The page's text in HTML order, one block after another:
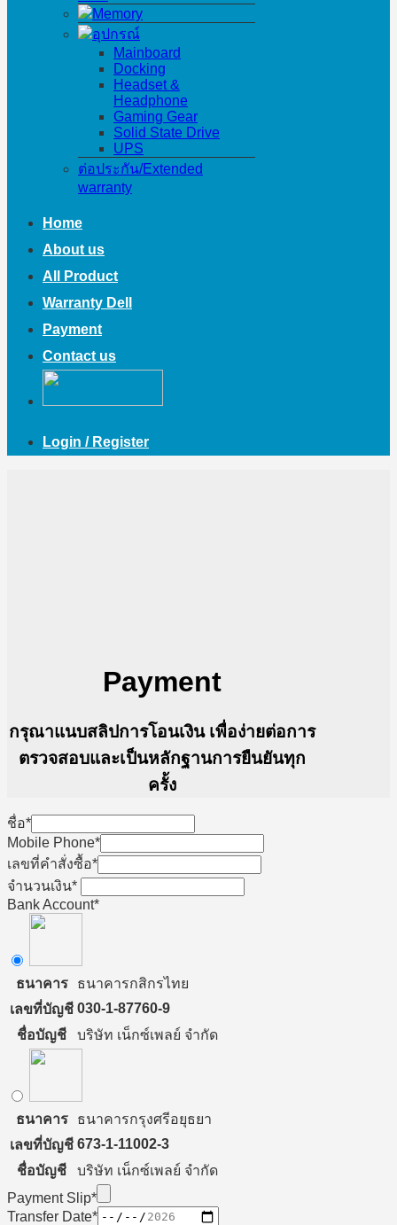
Memory
อุปกรณ์
Mainboard
Docking
Headset &
Headphone
Gaming Gear
Solid State Drive
UPS
ต่อประกัน/Extended
warranty
Home
About us
All Product
Warranty Dell
Payment
Contact us
Login / Register
Payment
กรุณาแนบสลิปการโอนเงิน เพื่อง่ายต่อการ
ตรวจสอบและเป็นหลักฐานการยืนยันทุก
ครั้ง
ชื่อ*
Mobile Phone*
เลขที่คำสั่งซื้อ*
จำนวนเงิน*
Bank Account*
ธนาคาร
ธนาคารกสิกรไทย
เลขที่บัญชี 030-1-87760-9
ชื่อบัญชี
บริษัท เน็กซ์เพลย์ จำกัด
ธนาคาร
ธนาคารกรุงศรีอยุธยา
เลขที่บัญชี 673-1-11002-3
ชื่อบัญชี
บริษัท เน็กซ์เพลย์ จำกัด
Payment Slip*
Transfer Date*